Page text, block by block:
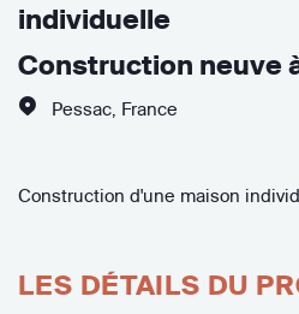
individuelle
Construction neuve
Pessac France
Construction d'une maison
LES DÉTAILS DU